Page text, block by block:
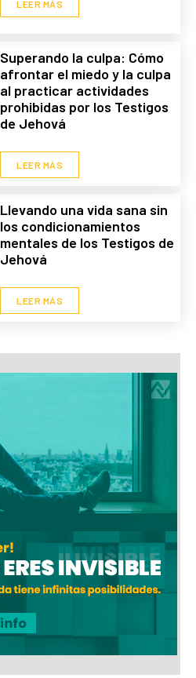
LEER MÁS
Superando la culpa: Cómo
afrontar el miedo y la culpa
al practicar actividades
prohibidas por los Testigos
de Jehová
LEER MÁS
Llevando una vida sana sin
los condicionamientos
mentales de los Testigos de
Jehová
LEER MÁS